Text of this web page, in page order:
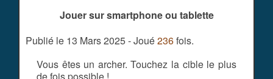
Jouer sur smartphone ou tablette
Publié le 13 Mars 2025 - Joué236fois.
Vous êtes un archer. Touchez la cible le plus